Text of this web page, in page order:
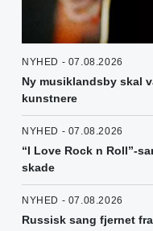
NYHED - 07.08.2026
Ny musiklandsby skal
kunstnere
NYHED - 07.08.2026
“I Love Rock n Roll”-
skade
NYHED - 07.08.2026
Russisk sang fjernet